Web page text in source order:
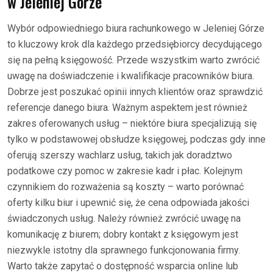
Wybór odpowiedniego biura rachunkowego w Jeleniej Górze
to kluczowy krok dla każdego przedsiębiorcy decydującego
się na pełną księgowość. Przede wszystkim warto zwrócić
uwagę na doświadczenie i kwalifikacje pracowników biura.
Dobrze jest poszukać opinii innych klientów oraz sprawdzić
referencje danego biura. Ważnym aspektem jest również
zakres oferowanych usług – niektóre biura specjalizują się
tylko w podstawowej obsłudze księgowej, podczas gdy inne
oferują szerszy wachlarz usług, takich jak doradztwo
podatkowe czy pomoc w zakresie kadr i płac. Kolejnym
czynnikiem do rozważenia są koszty – warto porównać
oferty kilku biur i upewnić się, że cena odpowiada jakości
świadczonych usług. Należy również zwrócić uwagę na
komunikację z biurem; dobry kontakt z księgowym jest
niezwykle istotny dla sprawnego funkcjonowania firmy.
Warto także zapytać o dostępność wsparcia online lub